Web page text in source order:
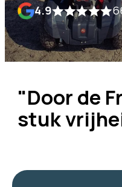
4.9
"Door de
stuk